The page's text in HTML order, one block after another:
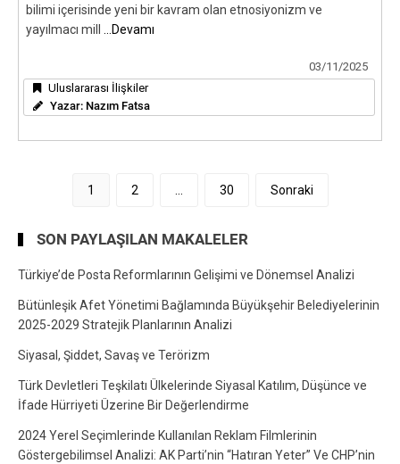
bilimi içerisinde yeni bir kavram olan etnosiyonizm ve
yayılmacı mill ...Devamı
03/11/2025
Uluslararası İlişkiler
Yazar: Nazım Fatsa
1 2 … 30 Sonraki
SON PAYLAŞILAN MAKALELER
Türkiye’de Posta Reformlarının Gelişimi ve Dönemsel Analizi
Bütünleşik Afet Yönetimi Bağlamında Büyükşehir Belediyelerinin
2025-2029 Stratejik Planlarının Analizi
Siyasal, Şiddet, Savaş ve Terörizm
Türk Devletleri Teşkilatı Ülkelerinde Siyasal Katılım, Düşünce ve
İfade Hürriyeti Üzerine Bir Değerlendirme
2024 Yerel Seçimlerinde Kullanılan Reklam Filmlerinin
Göstergebilimsel Analizi: AK Parti’nin “Hatıran Yeter” Ve CHP’nin